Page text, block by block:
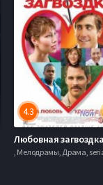
4.3
, Мелодрамы, Драма,